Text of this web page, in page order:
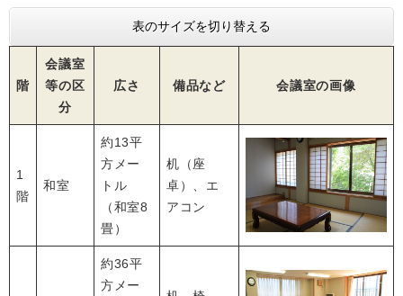
表のサイズを切り替える
階
会議室
等の区
分
広さ 備品など 会議室の画像
1
階
和室
約13平
方メー
トル
（和室8
畳）
机（座
卓）、エ
アコン
約36平
方メー